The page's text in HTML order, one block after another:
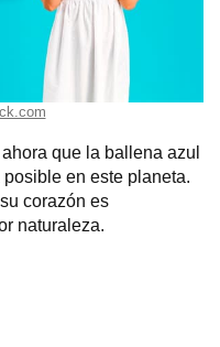
que la ballena azul
en este planeta.
corazón es
naturaleza.